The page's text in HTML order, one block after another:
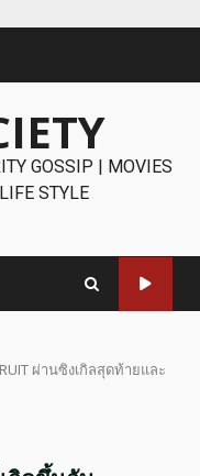
GOSSIP | MOVIES
STYLE
ผ่านซิงเกิลสุดท้ายและ